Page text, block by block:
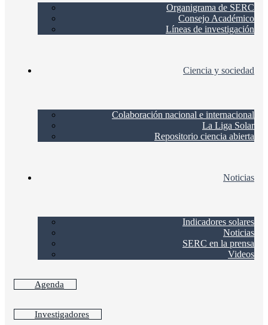
Organigrama de SERC
Consejo Académico
Líneas de investigación
Ciencia y sociedad
Colaboración nacional e internacional
La Liga Solar
Repositorio ciencia abierta
Noticias
Indicadores solares
Noticias
SERC en la prensa
Videos
Agenda
Investigadores